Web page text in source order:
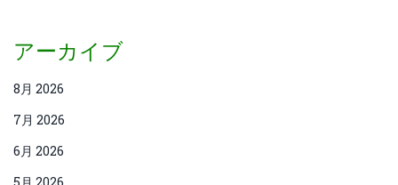
アーカイブ
8月 2026
7月 2026
6月 2026